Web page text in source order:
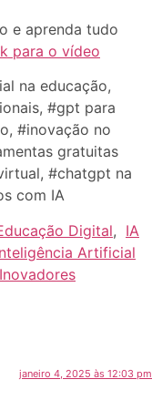
e aprenda tudo
para o vídeo
na educação,
#gpt para
#inovação no
gratuitas
#chatgpt na
com IA
Digital, IA
Artificial
janeiro 4, 2025 às 12:03 pm